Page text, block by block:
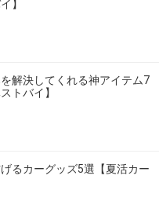
】
解決してくれる神アイテム7
トバイ】
るカーグッズ5選【夏活カー